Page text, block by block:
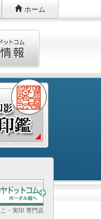
ホーム
・実印 専門店